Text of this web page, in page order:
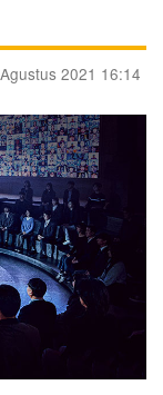
2021 16:14